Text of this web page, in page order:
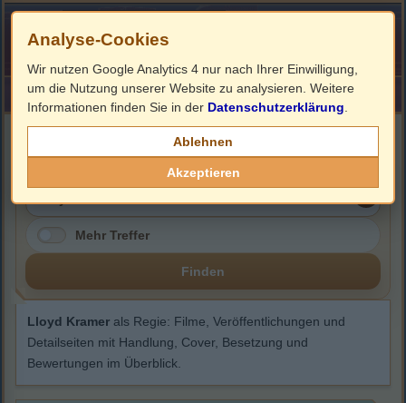
HOME ImpressumLinks
Lloyd Kramer
Mehr Treffer
Finden
Lloyd Kramer als Regie: Filme, Veröffentlichungen und
Detailseiten mit Handlung, Cover, Besetzung und
Bewertungen im Überblick.
Analyse-Cookies
Wir nutzen Google Analytics 4 nur nach Ihrer Einwilligung,
um die Nutzung unserer Website zu analysieren. Weitere
Informationen finden Sie in der Datenschutzerklärung
Ablehnen
Akzeptieren